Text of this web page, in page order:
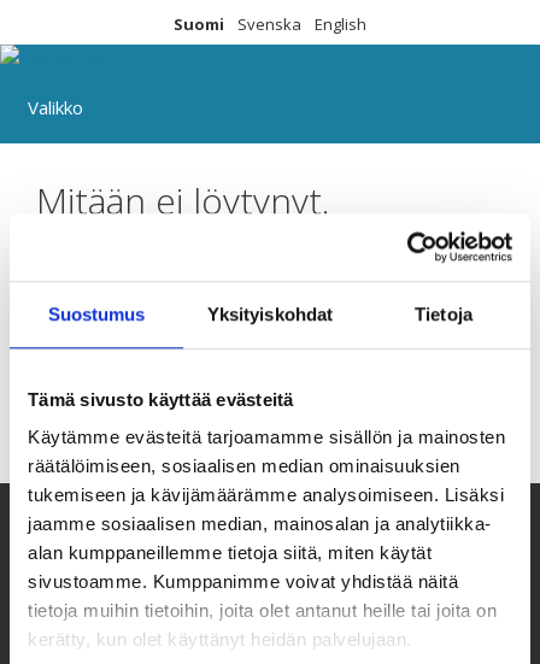
Suostumus Yksityiskohdat Tietoja
Tämä sivusto käyttää evästeitä
Käytämme evästeitä tarjoamamme sisällön ja mainosten
räätälöimiseen, sosiaalisen median ominaisuuksien
tukemiseen ja kävijämäärämme analysoimiseen. Lisäksi
jaamme sosiaalisen median, mainosalan ja analytiikka-
alan kumppaneillemme tietoja siitä, miten käytät
sivustoamme. Kumppanimme voivat yhdistää näitä
tietoja muihin tietoihin, joita olet antanut heille tai joita on
kerätty, kun olet käyttänyt heidän palvelujaan.
sisältöön
Suomi Svenska English
Valikko
Mitään ei löytynyt.
Emme valitettavasti löytäneet etsimääsi. Ehkä
hakutoiminnosta on apua.